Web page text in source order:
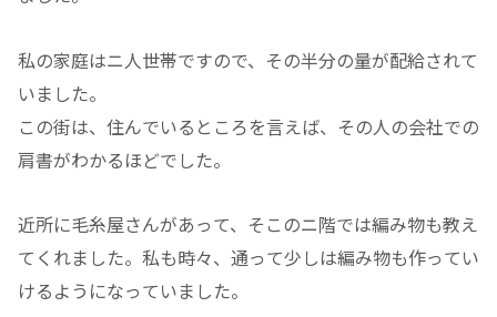
私の家庭はニ人世帯ですので、その半分の量が配給されて
いました。
この街は、住んでいるところを言えば、その人の会社での
肩書がわかるほどでした。
近所に毛糸屋さんがあって、そこのニ階では編み物も教え
てくれました。私も時々、通って少しは編み物も作ってい
けるようになっていました。